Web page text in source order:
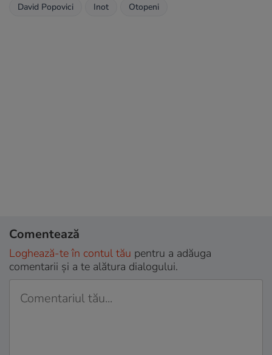
David Popovici Inot Otopeni
Comentează
Loghează-te în contul tău pentru a adăuga
comentarii și a te alătura dialogului.